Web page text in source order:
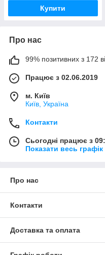
Купити
Про нас
99% позитивних з 172
Працює з 02.06.2019
м. Київ
Київ, Україна
Контакти
Сьогодні працює з
Показати весь
Про нас
Контакти
Доставка та оплата